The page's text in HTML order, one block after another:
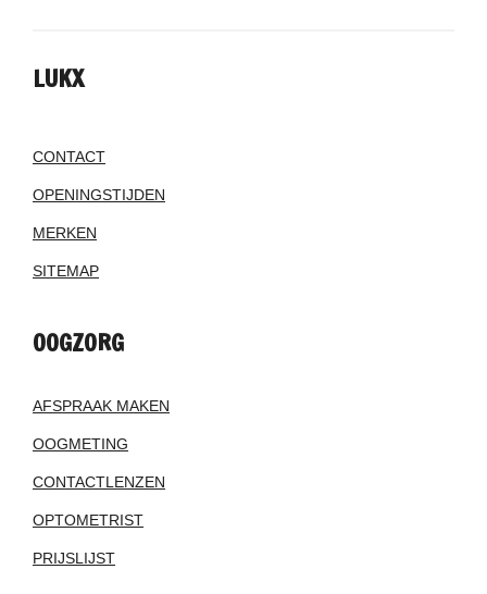
LUKX
CONTACT
OPENINGSTIJDEN
MERKEN
SITEMAP
OOGZORG
AFSPRAAK MAKEN
OOGMETING
CONTACTLENZEN
OPTOMETRIST
PRIJSLIJST